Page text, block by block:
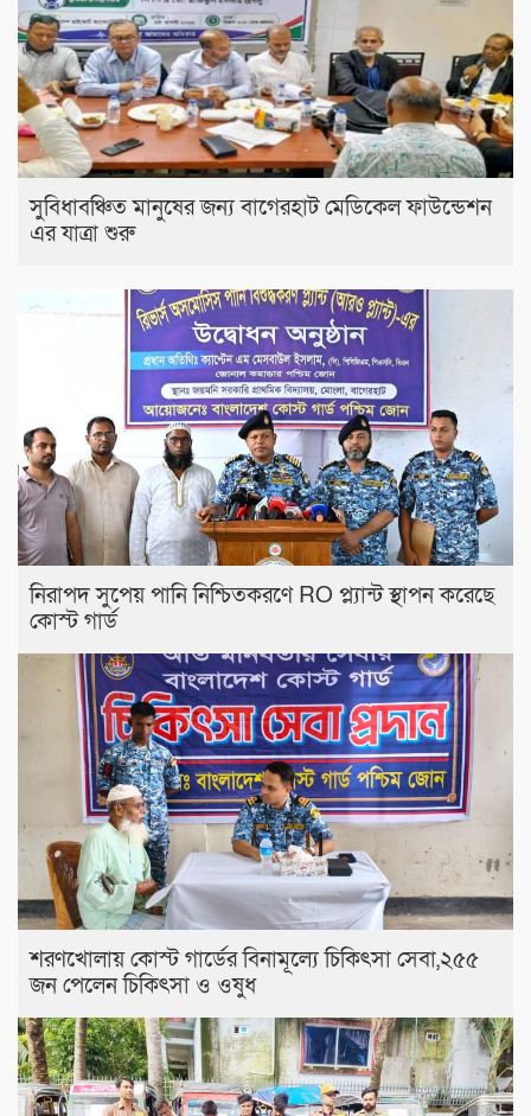
সুবিধাবঞ্চিত মানুষের জন্য বাগেরহাট মেডিকেল ফাউন্ডেশন
এর যাত্রা শুরু
নিরাপদ সুপেয় পানি নিশ্চিতকরণে RO প্ল্যান্ট স্থাপন করেছে
কোস্ট গার্ড
শরণখোলায় কোস্ট গার্ডের বিনামূল্যে চিকিৎসা সেবা,২৫৫
জন পেলেন চিকিৎসা ও ওষুধ